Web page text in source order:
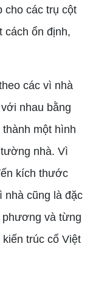
cho các trụ cột
cách ổn định,
các vì nhà
nhau bằng
một hình
nhà. Vì
kích thước
nhà cũng là đặc
phương và từng
trúc cổ Việt